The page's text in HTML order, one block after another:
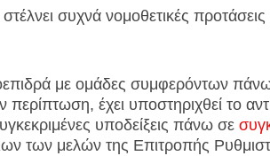
συχνά νομοθετικές
με ομάδες συμφερόντων
περίπτωση, έχει υποστηριχθεί το
υποδείξεις πάνω σε
των μελών της Επιτροπής